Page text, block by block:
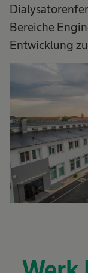
Bereiche
Entwicklung